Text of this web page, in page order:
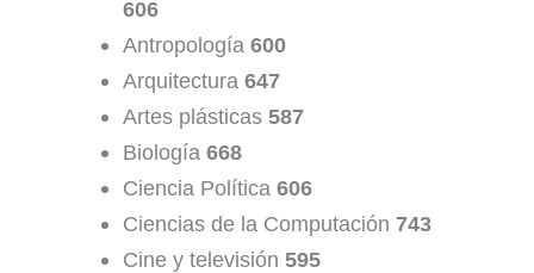
606
Antropología 600
Arquitectura 647
Artes plásticas 587
Biología 668
Ciencia Política 606
Ciencias de la Computación 743
Cine y televisión 595